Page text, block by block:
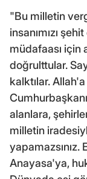
"Bu milletin
insanımızı
müdafaası için
doğrulttular.
kalktılar.
alanlara,
milletin
yapamazsınız.
Anayasa'ya,